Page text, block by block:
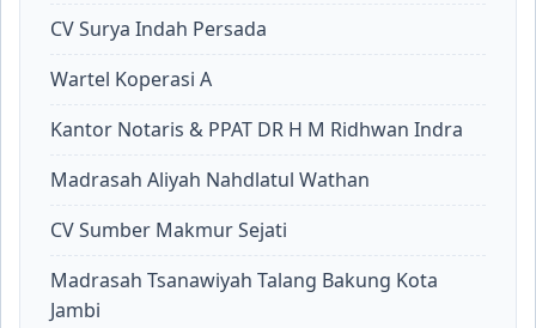
CV Surya Indah Persada
Wartel Koperasi A
Kantor Notaris & PPAT DR H M Ridhwan Indra
Madrasah Aliyah Nahdlatul Wathan
CV Sumber Makmur Sejati
Madrasah Tsanawiyah Talang Bakung Kota
Jambi